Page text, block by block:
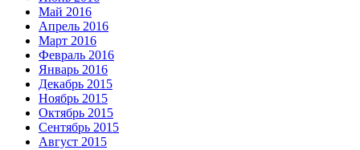
Май 2016
Апрель 2016
Март 2016
Февраль 2016
Январь 2016
Декабрь 2015
Ноябрь 2015
Октябрь 2015
Сентябрь 2015
Август 2015